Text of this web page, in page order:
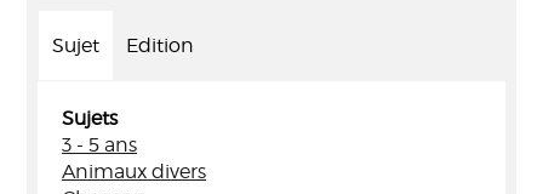
Sujet Edition
Sujets
3 - 5 ans
Animaux divers